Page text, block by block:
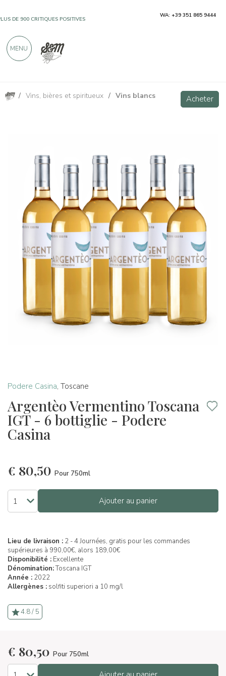
/ Vins, bières et spiritueux / Vins blancs Acheter
Podere Casina, Toscane
Argentèo Vermentino Toscana
IGT - 6 bottiglie - Podere
Casina
€ 80,50 Pour 750ml
Ajouter au panier
Lieu de livraison : 2 - 4 Journées, gratis pour les commandes
supérieures à 990,00€, alors 189,00€
Disponibilité : Excellente
Dénomination:Toscana IGT
Année : 2022
Allergènes : solfiti superiori a 10 mg/l
4.8 / 5
€ 80,50 Pour 750ml
Acheter
DE 900 CRITIQUES POSITIVES WA: +39 351 865 9444
MENU